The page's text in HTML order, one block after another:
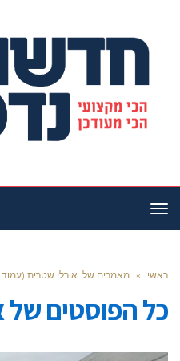
תפריט
ראשי » מאמרים של: אורלי שטרית (עמוד 5)
כל הפוסטים של